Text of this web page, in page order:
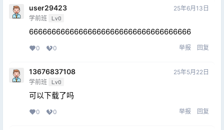
user29423
学前班 Lv0
25年6月13日
666666666666666666666666666666666666
0 0 举报 回复
13676837108
学前班 Lv0
25年5月22日
可以下载了吗
0 0 举报 回复